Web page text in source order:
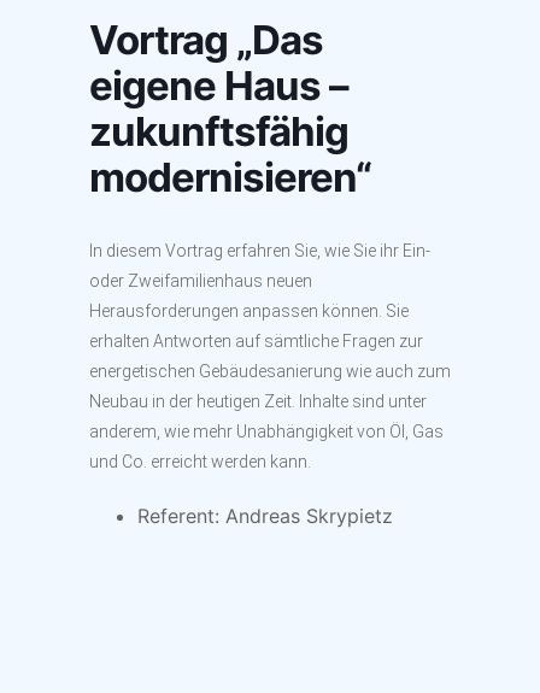
Vortrag „Das
eigene Haus –
zukunftsfähig
modernisieren“
In diesem Vortrag erfahren Sie, wie Sie ihr Ein-
oder Zweifamilienhaus neuen
Herausforderungen anpassen können. Sie
erhalten Antworten auf sämtliche Fragen zur
energetischen Gebäudesanierung wie auch zum
Neubau in der heutigen Zeit. Inhalte sind unter
anderem, wie mehr Unabhängigkeit von Öl, Gas
und Co. erreicht werden kann.
Referent: Andreas Skrypietz